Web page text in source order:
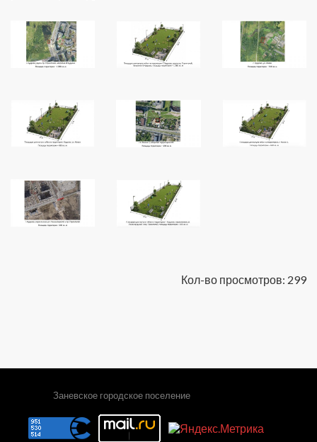
Кол-во просмотров: 299
Заневское городское поселение